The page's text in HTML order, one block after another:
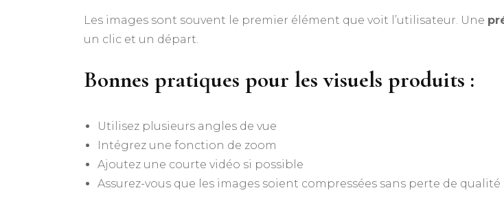
Les images sont souvent le premier élément que voit l’utilisateur. Une
un clic et un départ.
Bonnes pratiques pour les visuels produits :
Utilisez plusieurs angles de vue
Intégrez une fonction de zoom
Ajoutez une courte vidéo si possible
Assurez-vous que les images soient compressées sans perte de